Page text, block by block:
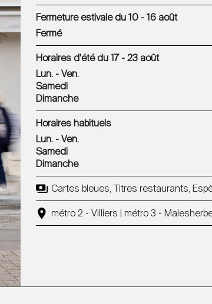
Fermeture estivale du 10 - 16 août
Fermé
Horaires d'été du 17 - 23 août
Lun. - Ven.
Samedi
Dimanche
Horaires habituels
Lun. - Ven.
Samedi
Dimanche
Cartes bleues, Titres restaurants,
métro 2 - Villiers | métro 3 -